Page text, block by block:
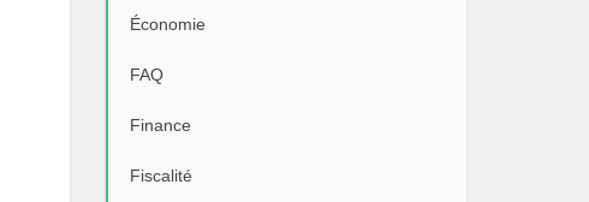
Économie
FAQ
Finance
Fiscalité